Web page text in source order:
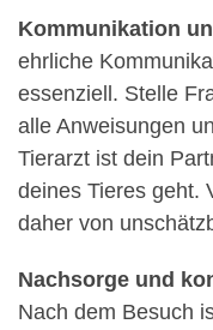
Kommunikation
ehrliche
essenziell. Stelle
alle Anweisungen
Tierarzt ist dein
deines Tieres geht.
daher von
Nachsorge und
Nach dem Besuch